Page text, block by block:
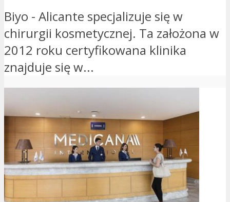
Biyo - Alicante specjalizuje się w
chirurgii kosmetycznej. Ta założona w
2012 roku certyfikowana klinika
znajduje się w...